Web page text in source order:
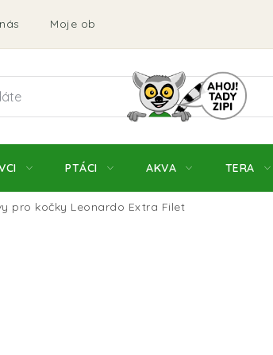
Moje objednávka Obchodní
PTÁCI AKVA TERA
pro kočky Leonardo Extra Filet